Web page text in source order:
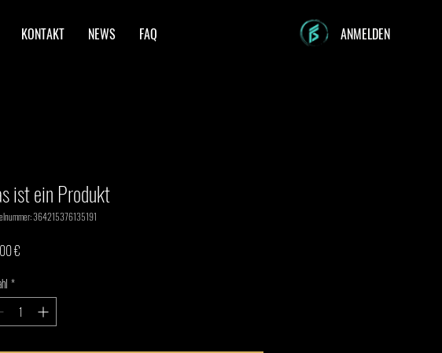
KONTAKT NEWS FAQ ANMELDEN
ist ein Produkt
364215376135191
€
*